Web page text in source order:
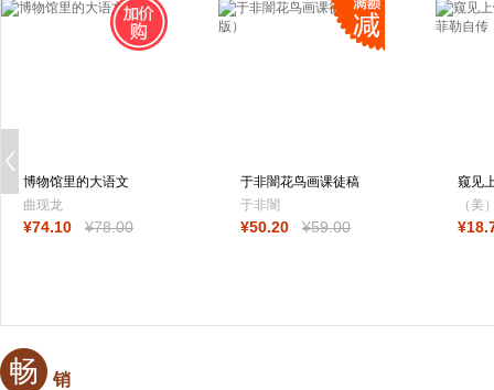
博物馆里的大语文
曲现龙
¥74.10 ¥78.00
于非闇花鸟画课徒稿
（新版）
于非闇
¥50.20 ¥59.00
窥见
洛克
（美
菲勒
¥18
畅 销